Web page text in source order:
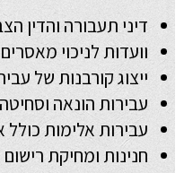
דיני תעבורה והדין
וועדות לניכוי
ייצוג קורבנות של
עבירות הונאה וסחיטה
עבירות אלימות
חנינות ומחיקת רישום